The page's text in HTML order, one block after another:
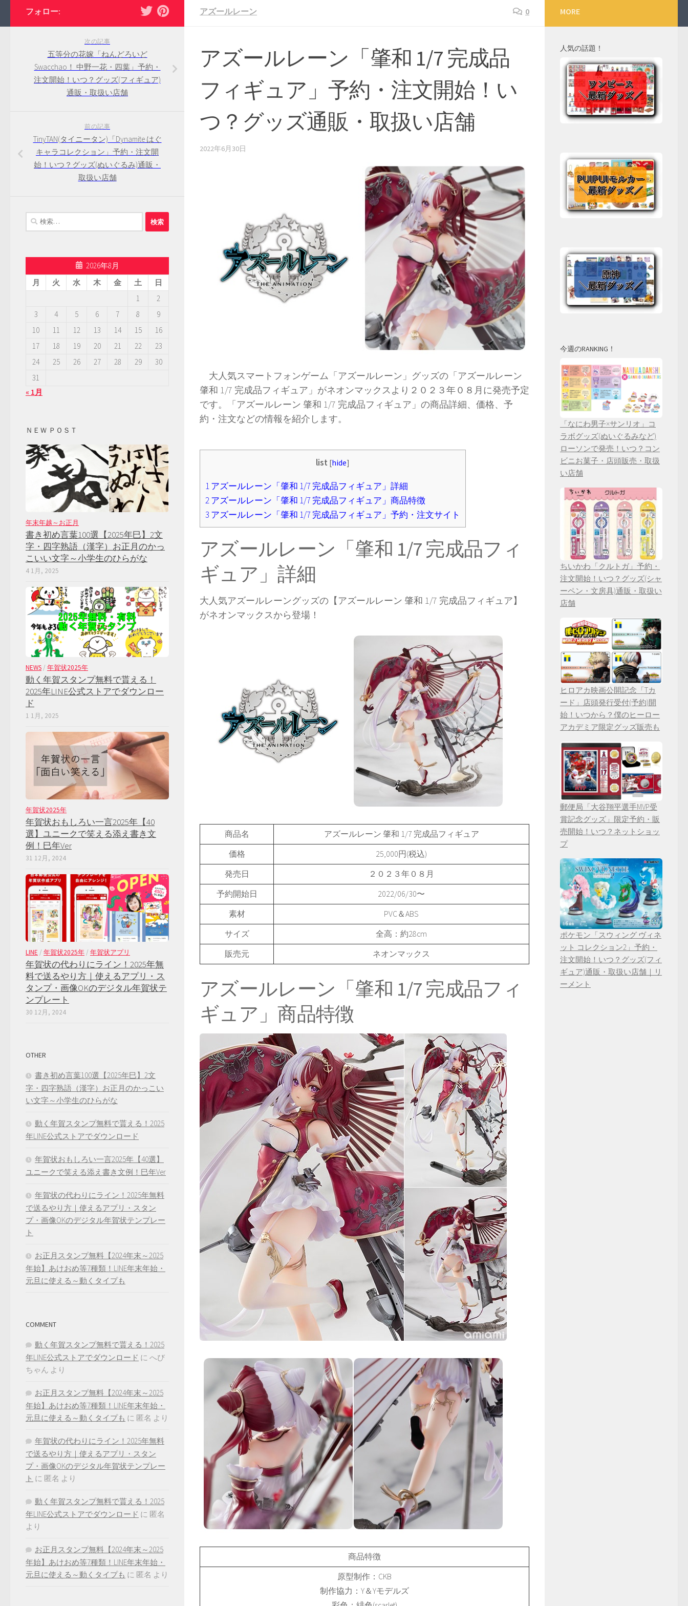
アズールレーン 0
アズールレーン「肇和 1/7 完成品
フィギュア」予約・注文開始！い
つ？グッズ通販・取扱い店舗
2022年6月30日
大人気スマートフォンゲーム「アズールレーン」グッズの「アズールレーン
肇和 1/7 完成品フィギュア」がネオンマックスより２０２３年０８月に発売予定
です。「アズールレーン 肇和 1/7 完成品フィギュア」の商品詳細、価格、予
約・注文などの情報を紹介します。
list [hide]
1アズールレーン「肇和 1/7 完成品フィギュア」詳細
2アズールレーン「肇和 1/7 完成品フィギュア」商品特徴
3 アズールレーン「肇和 1/7 完成品フィギュア」予約・注文サイト
アズールレーン「肇和 1/7 完成品フィ
ギュア」詳細
大人気アズールレーングッズの【アズールレーン 肇和 1/7 完成品フィギュア】
がネオンマックスから登場！
商品名 アズールレーン 肇和 1/7 完成品フィギュア
価格 25,000円(税込)
発売日 ２０２３年０８月
予約開始日 2022/06/30〜
素材 PVC＆ABS
サイズ 全高：約28cm
販売元 ネオンマックス
アズールレーン「肇和 1/7 完成品フィ
ギュア」商品特徴
商品特徴
原型制作：CKB
制作協力：Y＆Yモデルズ
フォロー:
次の記事
五等分の花嫁「ねんどろいど
Swacchao！ 中野一花・四葉」予約・
注文開始！いつ？グッズ(フィギュア)
通販・取扱い店舗
前の記事
TinyTAN(タイニータン)「Dynamite はぐ
キャラコレクション」予約・注文開
始！いつ？グッズ(ぬいぐるみ)通販・
取扱い店舗
検
索:
2026年8月
月
火 水 木 金 土
日
1
2
3
4 5 6 7 8
9
10
11 12 13 14 15
16
17
18 19 20 21 22
23
24
25 26 27 28 29
30
31
« 1月
ＮＥＷ ＰＯＳＴ
年末年越～お正月
書き初め言葉100選【2025年巳】2文
字・四字熟語（漢字）お正月のかっ
こいい文字～小学生のひらがな
4 1月, 2025
NEWS / 年賀状2025年
動く年賀スタンプ無料で貰える！
2025年LINE公式ストアでダウンロー
ド
1 1月, 2025
年賀状2025年
年賀状おもしろい一言2025年【40
選】ユニークで笑える添え書き文
例！巳年Ver
31 12月, 2024
LINE / 年賀状2025年 / 年賀状アプリ
年賀状の代わりにライン！2025年無
料で送るやり方｜使えるアプリ・ス
タンプ・画像OKのデジタル年賀状テ
ンプレート
30 12月, 2024
OTHER
書き初め言葉100選【2025年巳】2文
字・四字熟語（漢字）お正月のかっこい
い文字～小学生のひらがな
動く年賀スタンプ無料で貰える！2025
年LINE公式ストアでダウンロード
年賀状おもしろい一言2025年【40選】
ユニークで笑える添え書き文例！巳年Ver
年賀状の代わりにライン！2025年無料
で送るやり方｜使えるアプリ・スタン
プ・画像OKのデジタル年賀状テンプレー
ト
お正月スタンプ無料【2024年末～2025
年始】あけおめ等7種類！LINE年末年始・
元旦に使える～動くタイプも
COMMENT
動く年賀スタンプ無料で貰える！2025
年LINE公式ストアでダウンロード に へび
ちゃん より
お正月スタンプ無料【2024年末～2025
年始】あけおめ等7種類！LINE年末年始・
元旦に使える～動くタイプも に 匿名 より
年賀状の代わりにライン！2025年無料
で送るやり方｜使えるアプリ・スタン
プ・画像OKのデジタル年賀状テンプレー
ト に 匿名 より
動く年賀スタンプ無料で貰える！2025
年LINE公式ストアでダウンロード に 匿名
より
お正月スタンプ無料【2024年末～2025
年始】あけおめ等7種類！LINE年末年始・
元旦に使える～動くタイプも に 匿名 より
MORE
人気の話題！
今週のRANKING！
「なにわ男子×サンリオ」コ
ラボグッズ(ぬいぐるみなど)
ローソンで発売！いつ？コン
ビニお菓子・店頭販売・取扱
い店舗
ちいかわ「クルトガ」予約・
注文開始！いつ？グッズ(シャ
ーペン・文房具)通販・取扱い
店舗
ヒロアカ映画公開記念「Tカ
ード」店頭発行受付(予約)開
始！いつから？僕のヒーロー
アカデミア限定グッズ販売も
郵便局「大谷翔平選手MVP受
賞記念グッズ」限定予約・販
売開始！いつ？ネットショッ
プ
ポケモン「スウィング ヴィネ
ット コレクション2」予約・
注文開始！いつ？グッズ(フィ
ギュア)通販・取扱い店舗｜リ
ーメント